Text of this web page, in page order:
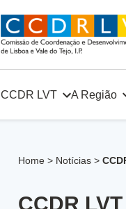
CCDR LVT A Região
Home > Notícias >
CCDR